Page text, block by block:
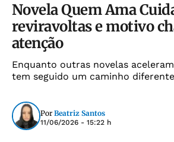
Novela Quem Ama
reviravoltas e motivo
atenção
Enquanto outras novelas
tem seguido um caminho diferente
Por Beatriz Santos
11/06/2026 - 15:22 h